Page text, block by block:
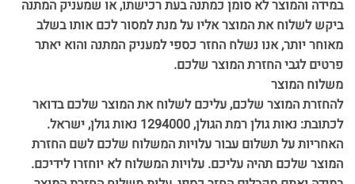
במידה והמוצר לא סומן כמתנה בעת רכישתו, או שמעניק המתנה
ביקש לשלוח את המוצר אליו על מנת למסור לכם אותו בשלב
מאוחר יותר, אנו נשלח החזר כספי למעניק המתנה והוא יאתר
פרטים לגבי החזרת המוצר שלכם.
משלוח המוצר
להחזרת המוצר שלכם, עליכם לשלוח את המוצר שלכם בדואר
לכתובת: נאות גולן רמת הגולן, 1294000 נאות גולן, ישראל.
האחריות על תשלום עבור עלויות המשלוח שלכם לשם החזרת
המוצר שלכם תהיה עליכם. עלויות המשלוח לא יוחזרו לידיכם.